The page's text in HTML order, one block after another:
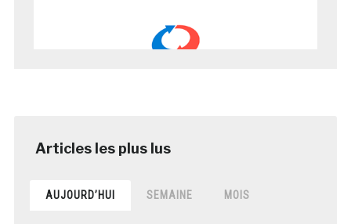
AUJOURD’HUI SEMAINE MOIS